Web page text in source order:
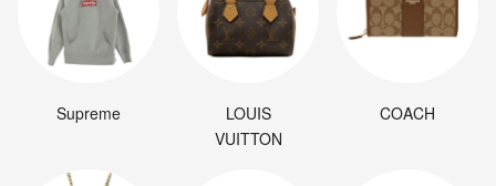
Supreme
LOUIS
VUITTON
COACH